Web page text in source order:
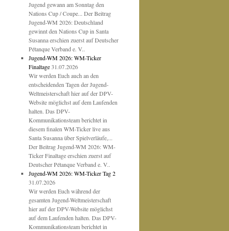
Jugend gewann am Sonntag den
Nations Cup / Coupe... Der Beitrag
Jugend-WM 2026: Deutschland
gewinnt den Nations Cup in Santa
Susanna erschien zuerst auf Deutscher
Pétanque Verband e. V..
Jugend-WM 2026: WM-Ticker
Finaltage 31.07.2026
Wir werden Euch auch an den
entscheidenden Tagen der Jugend-
Weltmeisterschaft hier auf der DPV-
Website möglichst auf dem Laufenden
halten. Das DPV-
Kommunikationsteam berichtet in
diesem finalen WM-Ticker live aus
Santa Susanna über Spielverläufe,...
Der Beitrag Jugend-WM 2026: WM-
Ticker Finaltage erschien zuerst auf
Deutscher Pétanque Verband e. V..
Jugend-WM 2026: WM-Ticker Tag 2
31.07.2026
Wir werden Euch während der
gesamten Jugend-Weltmeisterschaft
hier auf der DPV-Website möglichst
auf dem Laufenden halten. Das DPV-
Kommunikationsteam berichtet in